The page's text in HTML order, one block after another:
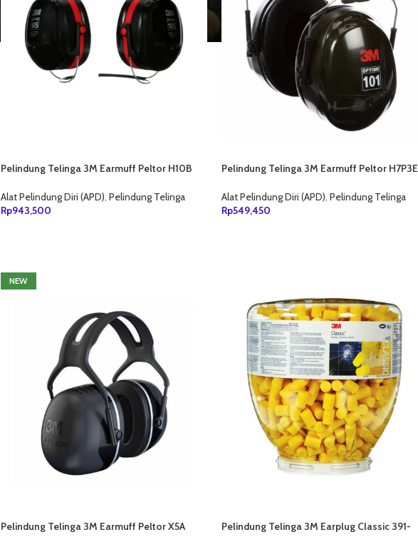
Pelindung Telinga 3M Earmuff Peltor H10B
Alat Pelindung Diri (APD), Pelindung Telinga
Rp943,500
Pelindung Telinga 3M Earmuff Peltor H7P3E
Alat Pelindung Diri (APD), Pelindung Telinga
Rp549,450
NEW
Pelindung Telinga 3M Earmuff Peltor X5A
Pelindung Telinga 3M Earplug Classic 391-